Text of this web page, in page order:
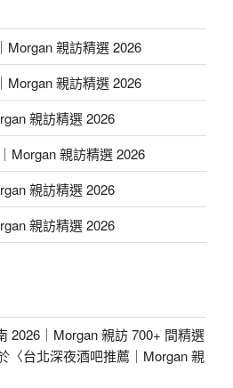
Morgan 親訪精選 2026
Morgan 親訪精選 2026
親訪精選 2026
Morgan 親訪精選 2026
親訪精選 2026
親訪精選 2026
2026｜Morgan 親訪 700+ 間精選
〈台北深夜酒吧推薦｜Morgan 親